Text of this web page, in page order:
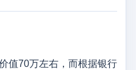
值70万左右，而根据银行